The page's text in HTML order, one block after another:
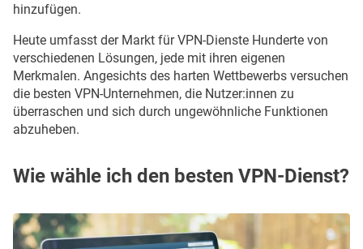
hinzufügen.
Heute umfasst der Markt für VPN-Dienste Hunderte von
verschiedenen Lösungen, jede mit ihren eigenen
Merkmalen. Angesichts des harten Wettbewerbs versuchen
die besten VPN-Unternehmen, die Nutzer:innen zu
überraschen und sich durch ungewöhnliche Funktionen
abzuheben.
Wie wähle ich den besten VPN-Dienst?